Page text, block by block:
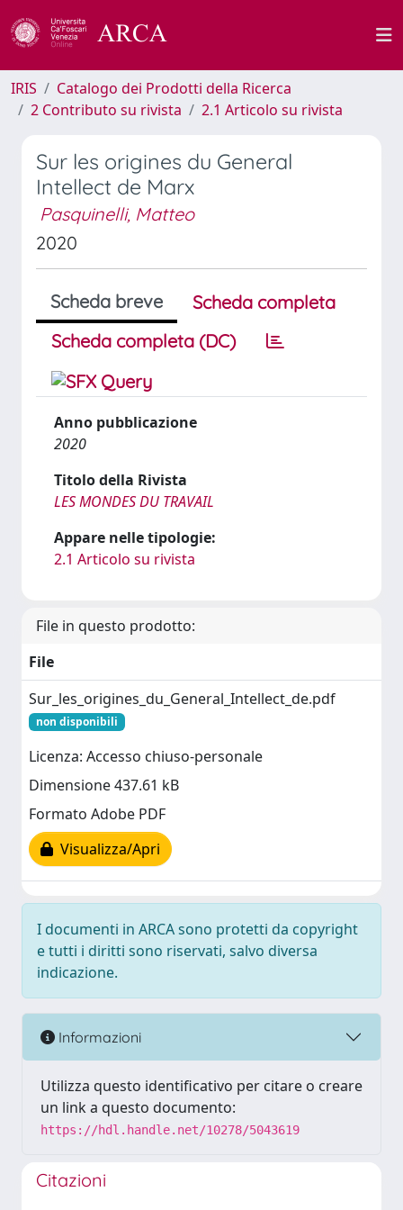
IRIS
Catalogo dei Prodotti della Ricerca
2 Contributo su rivista
2.1 Articolo su rivista
Sur les origines du General
Intellect de Marx
Pasquinelli, Matteo
2020
Scheda breve
Scheda completa
Scheda completa (DC)
Anno pubblicazione
2020
Titolo della Rivista
LES MONDES DU TRAVAIL
Appare nelle tipologie:
2.1 Articolo su rivista
File in questo prodotto:
File
Sur_les_origines_du_General_Intellect_de.pdf
non disponibili
Licenza: Accesso chiuso-personale
Dimensione 437.61 kB
Formato Adobe PDF
Visualizza/Apri
I documenti in ARCA sono protetti da copyright
e tutti i diritti sono riservati, salvo diversa
indicazione.
Informazioni
Utilizza questo identificativo per citare o creare
un link a questo documento:
https://hdl.handle.net/10278/5043619
Citazioni